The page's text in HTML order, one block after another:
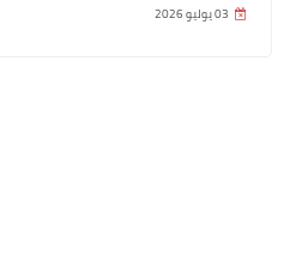
03 يوليو 2026